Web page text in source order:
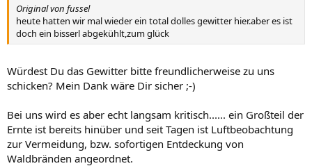
Original von fussel
heute hatten wir mal wieder ein total dolles gewitter hier.aber es ist
doch ein bisserl abgekühlt,zum glück
Würdest Du das Gewitter bitte freundlicherweise zu uns
schicken? Mein Dank wäre Dir sicher ;-)
Bei uns wird es aber echt langsam kritisch...... ein Großteil der
Ernte ist bereits hinüber und seit Tagen ist Luftbeobachtung
zur Vermeidung, bzw. sofortigen Entdeckung von
Waldbränden angeordnet.